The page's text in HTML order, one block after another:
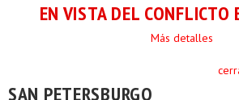
EN VISTA DEL CONFLICTO
Más detalles
SAN PETERSBURGO